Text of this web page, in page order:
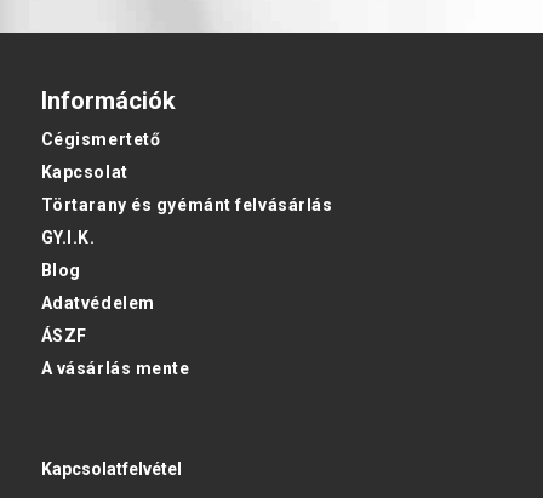
Információk
Cégismertető
Kapcsolat
Törtarany és gyémánt felvásárlás
GY.I.K.
Blog
Adatvédelem
ÁSZF
A vásárlás mente
Kapcsolatfelvétel